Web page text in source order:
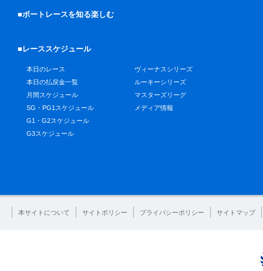
■ボートレースを知る楽しむ
■レーススケジュール
本日のレース
本日の払戻金一覧
月間スケジュール
SG・PG1スケジュール
G1・G2スケジュール
G3スケジュール
ヴィーナスシリーズ
ルーキーシリーズ
マスターズリーグ
メディア情報
本サイトについて サイトポリシー プライバシーポリシー サイトマップ